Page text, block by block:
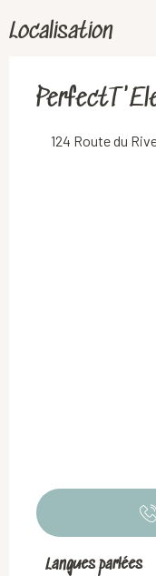
Localisation
124 Route du
Langues parlées
Langues parlées